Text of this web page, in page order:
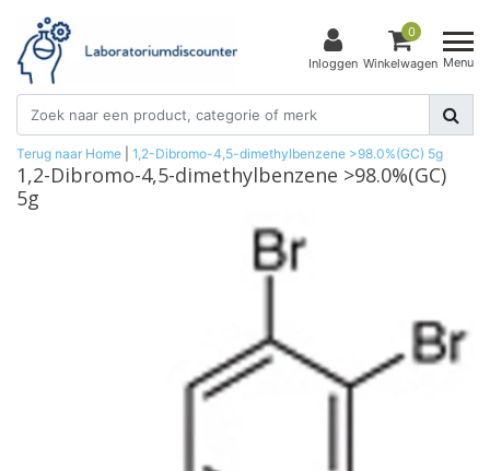
Inloggen
0
Winkelwagen Menu
Terug naar Home 1,2-Dibromo-4,5-dimethylbenzene >98.0%(GC) 5g
1,2-Dibromo-4,5-dimethylbenzene >98.0%(GC)
5g